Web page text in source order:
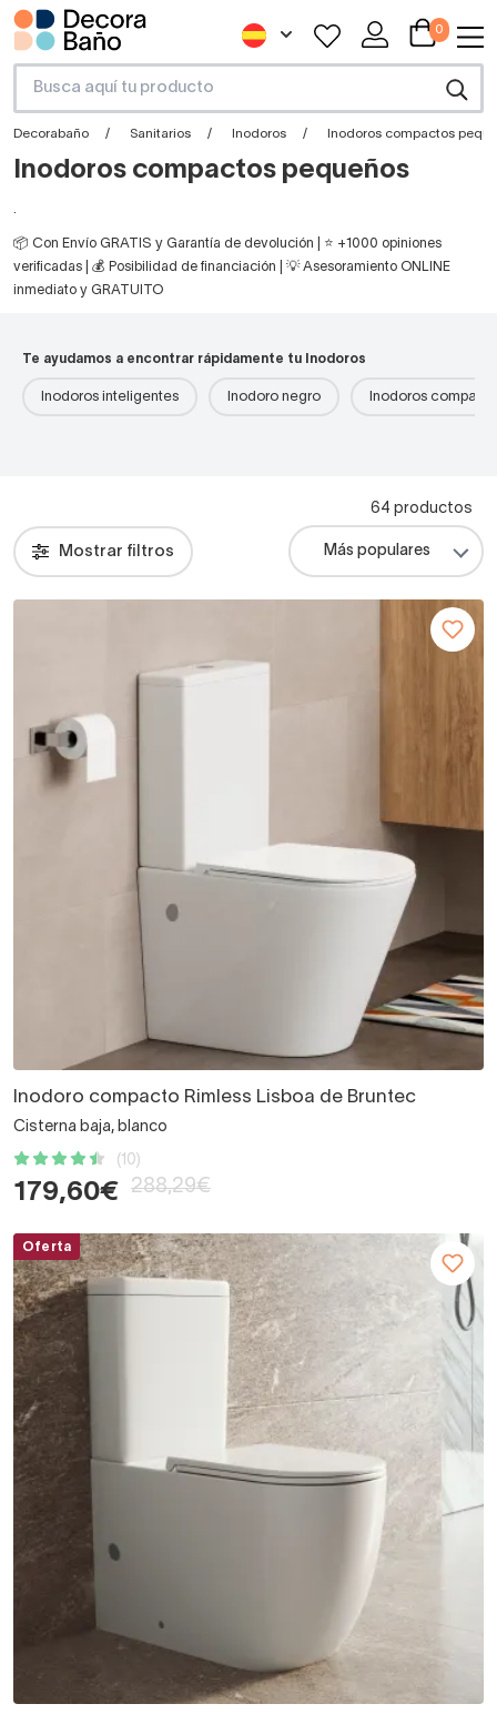
0
Decorabaño Sanitarios Inodoros Inodoros compactos
Inodoros compactos pequeños
.
📦 Con Envío GRATIS y Garantía de devolución | ⭐ +1000 opiniones
verificadas | 💰 Posibilidad de financiación | 💡 Asesoramiento ONLINE
inmediato y GRATUITO
Te ayudamos a encontrar rápidamente tu Inodoros
Inodoros inteligentes Inodoro negro Inodoros
Mostrar filtros
64 productos
Inodoro compacto Rimless Lisboa de Bruntec
Cisterna baja, blanco
(10)
179,60€ 288,29€
Oferta